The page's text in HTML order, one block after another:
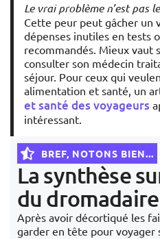
Le vrai problème n’est pas
Cette peur peut gâcher un
dépenses inutiles en tests
recommandés. Mieux vaut
consulter son médecin
séjour. Pour ceux qui
alimentation et santé, un
et santé des voyageurs
intéressant.
BREF, NOTONS BIEN...
La synthèse
du dromadaire
Après avoir décortiqué les
garder en tête pour voyager